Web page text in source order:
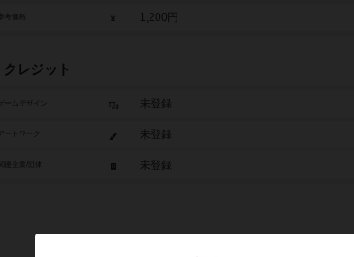
参考価格 1,200円
クレジット
ゲームデザイン 未登録
アートワーク 未登録
未登録